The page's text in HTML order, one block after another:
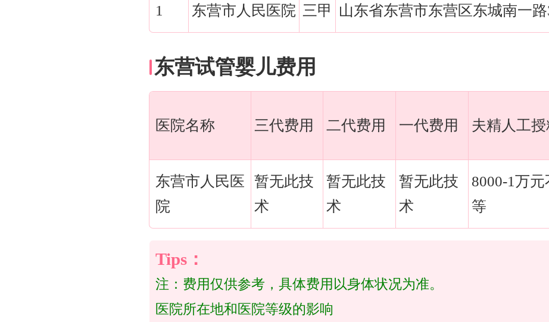
1 东营市人民医院 三甲 山东省东营市东营区东城南一
东营试管婴儿费用
医院名称 三代费用 二代费用 一代费用 夫精人工授
东营市人民医
院
暂无此技
术
暂无此技
术
暂无此技
术
8000-1万元
等
注：费用仅供参考，具体费用以身体状况为准。
医院所在地和医院等级的影响